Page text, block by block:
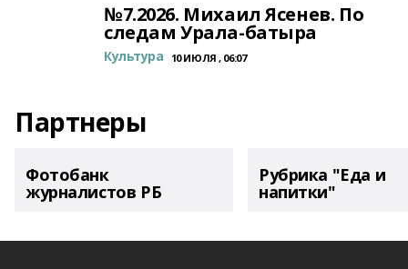
№7.2026. Михаил Ясенев. По
следам Урала-батыра
Культура 10 ИЮЛЯ , 06:07
Партнеры
Фотобанк
журналистов РБ
Рубрика "Еда и
напитки"